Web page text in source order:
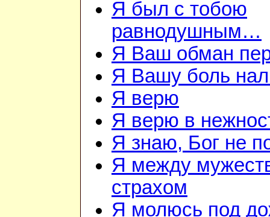
Я был с тобою
равнодушным…
Я Ваш обман
Я Вашу боль
Я верю
Я верю в
Я знаю, Бог не
Я между
страхом
Я молюсь под